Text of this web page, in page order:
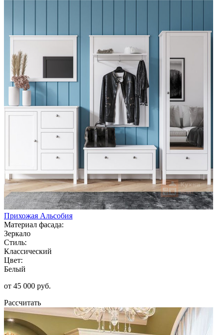
Прихожая Альсобия
Материал фасада:
Зеркало
Стиль:
Классический
Цвет:
Белый
от 45 000 руб.
Рассчитать